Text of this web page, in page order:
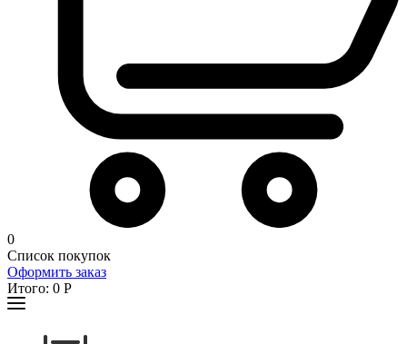
0
Список покупок
Оформить заказ
Итого: 0 Р